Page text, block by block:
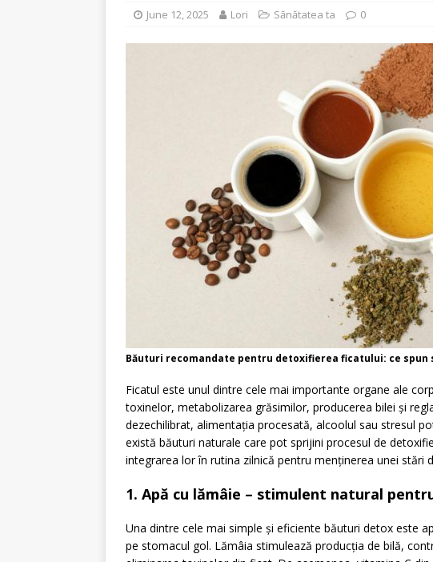
June 12, 2025 Lori Sănătatea ta 0
Băuturi recomandate pentru detoxifierea ficatului: ce
Ficatul este unul dintre cele mai importante organe ale
toxinelor, metabolizarea grăsimilor, producerea bilei și
dezechilibrat, alimentația procesată, alcoolul sau stresul
există băuturi naturale care pot sprijini procesul de
integrarea lor în rutina zilnică pentru menținerea unei stări
1. Apă cu lămâie – stimulent natural
Una dintre cele mai simple și eficiente băuturi detox este
pe stomacul gol. Lămâia stimulează producția de bilă,